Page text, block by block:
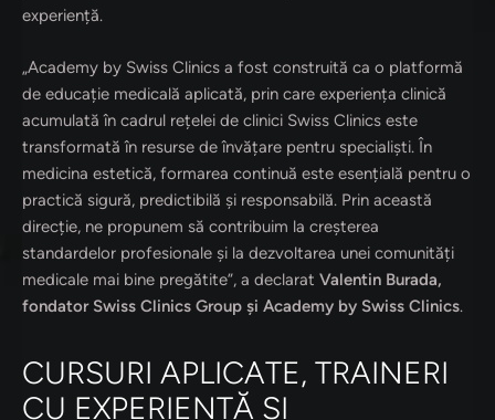
experiență.
„Academy by Swiss Clinics a fost construită ca o platformă
de educație medicală aplicată, prin care experiența clinică
acumulată în cadrul rețelei de clinici Swiss Clinics este
transformată în resurse de învățare pentru specialiști. În
medicina estetică, formarea continuă este esențială pentru o
practică sigură, predictibilă și responsabilă. Prin această
direcție, ne propunem să contribuim la creșterea
standardelor profesionale și la dezvoltarea unei comunități
medicale mai bine pregătite”, a declarat Valentin Burada,
fondator Swiss Clinics Group și Academy by Swiss Clinics.
CURSURI APLICATE, TRAINERI
CU EXPERIENȚĂ ȘI